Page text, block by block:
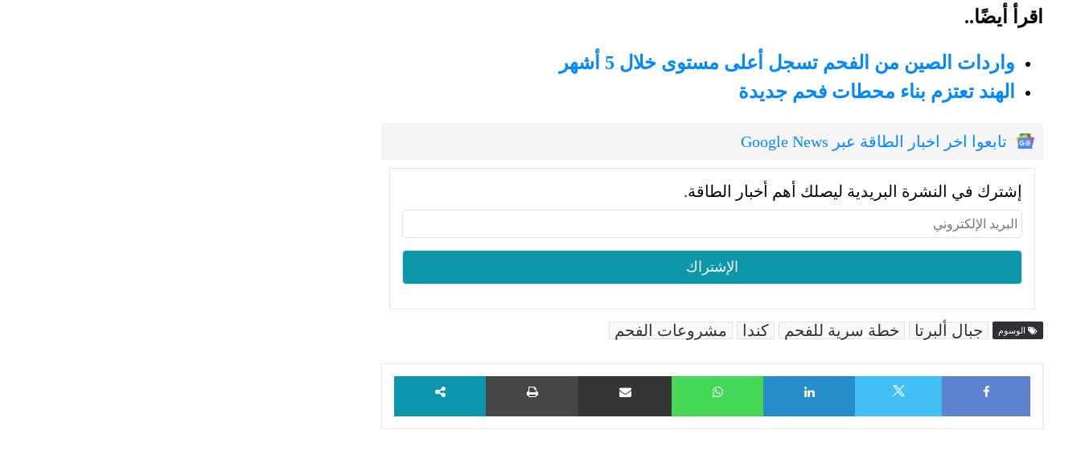
اقرأ أيضًا..
واردات الصين من الفحم تسجل أعلى مستوى خلال 5 أشهر
الهند تعتزم بناء محطات فحم جديدة
تابعوا اخر اخبار الطاقة عبر Google News
إشترك في النشرة البريدية ليصلك أهم أخبار الطاقة.
الوسوم جبال ألبرتا خطة سرية للفحم كندا مشروعات الفحم
Facebook
LinkedIn
WhatsApp مشاركة عبر البريد طباعة